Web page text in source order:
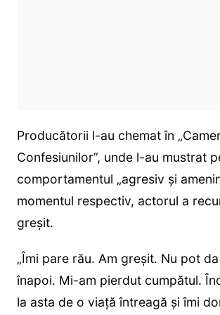
Producătorii l-au chemat în
Confesiunilor”, unde l-au mustrat
comportamentul „agresiv și
momentul respectiv, actorul a
greșit.
„Îmi pare rău. Am greșit. Nu pot
înapoi. Mi-am pierdut cumpătul.
la asta de o viață întreagă și îmi